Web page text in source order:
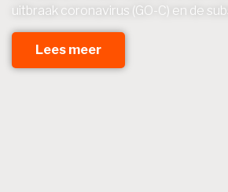
uitbraak coronavirus (GO-C) en de
Lees meer